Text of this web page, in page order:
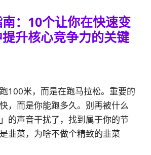
：10个让你在快速变
升核心竞争力的关键
100米，而是在跑马拉松。重要的
，而是你能跑多久。别再被什么
的声音干扰了，找到属于你的节
韭菜，为啥不做个精致的韭菜